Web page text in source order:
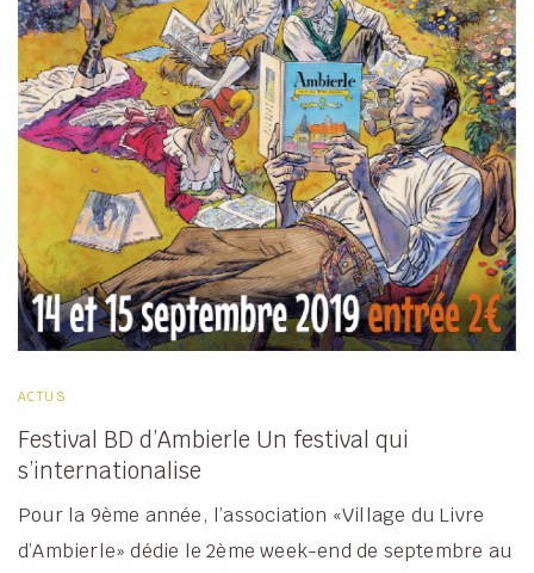
ACTUS
Festival BD d’Ambierle Un festival qui
s’internationalise
Pour la 9ème année, l’association «Village du Livre
d’Ambierle» dédie le 2ème week-end de septembre au